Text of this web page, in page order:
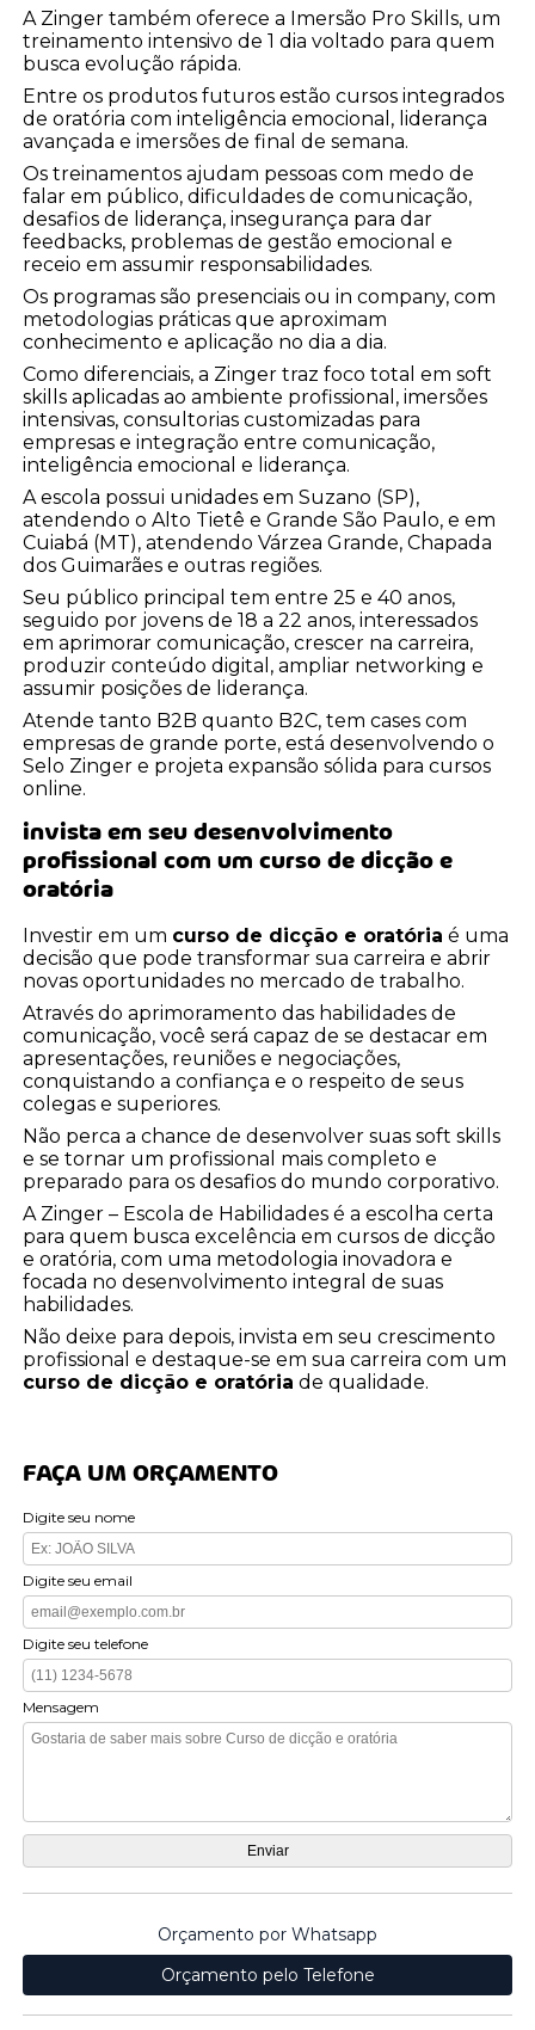
A Zinger também oferece a Imersão Pro Skills, um
treinamento intensivo de 1 dia voltado para quem
busca evolução rápida.
Entre os produtos futuros estão cursos integrados
de oratória com inteligência emocional, liderança
avançada e imersões de final de semana.
Os treinamentos ajudam pessoas com medo de
falar em público, dificuldades de comunicação,
desafios de liderança, insegurança para dar
feedbacks, problemas de gestão emocional e
receio em assumir responsabilidades.
Os programas são presenciais ou in company, com
metodologias práticas que aproximam
conhecimento e aplicação no dia a dia.
Como diferenciais, a Zinger traz foco total em soft
skills aplicadas ao ambiente profissional, imersões
intensivas, consultorias customizadas para
empresas e integração entre comunicação,
inteligência emocional e liderança.
A escola possui unidades em Suzano (SP),
atendendo o Alto Tietê e Grande São Paulo, e em
Cuiabá (MT), atendendo Várzea Grande, Chapada
dos Guimarães e outras regiões.
Seu público principal tem entre 25 e 40 anos,
seguido por jovens de 18 a 22 anos, interessados
em aprimorar comunicação, crescer na carreira,
produzir conteúdo digital, ampliar networking e
assumir posições de liderança.
Atende tanto B2B quanto B2C, tem cases com
empresas de grande porte, está desenvolvendo o
Selo Zinger e projeta expansão sólida para cursos
online.
invista em seu desenvolvimento
profissional com umcurso de dicção e
oratória
Investir em um curso de dicção e oratória é uma
decisão que pode transformar sua carreira e abrir
novas oportunidades no mercado de trabalho.
Através do aprimoramento das habilidades de
comunicação, você será capaz de se destacar em
apresentações, reuniões e negociações,
conquistando a confiança e o respeito de seus
colegas e superiores.
Não perca a chance de desenvolver suas soft skills
e se tornar um profissional mais completo e
preparado para os desafios do mundo corporativo.
A Zinger – Escola de Habilidades é a escolha certa
para quem busca excelência em cursos de dicção
e oratória, com uma metodologia inovadora e
focada no desenvolvimento integral de suas
habilidades.
Não deixe para depois, invista em seu crescimento
profissional e destaque-se em sua carreira com um
curso de dicção e oratória de qualidade.
FAÇA UM ORÇAMENTO
Digite seu nome
Digite seu email
Digite seu telefone
Mensagem
Orçamento por Whatsapp
Orçamento pelo Telefone